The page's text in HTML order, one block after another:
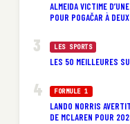
ALMEIDA VICTIME
POUR POGAČAR À
LES SPORTS
LES 50 MEILLEURES
FORMULE 1
LANDO NORRIS
DE MCLAREN POUR